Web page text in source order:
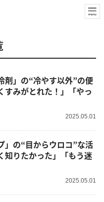
剤」の“冷やす以外”の便
みがとれた！」「やっ
2025.05.01
」の“目からウロコ”な活
知りたかった」「もう迷
2025.05.01